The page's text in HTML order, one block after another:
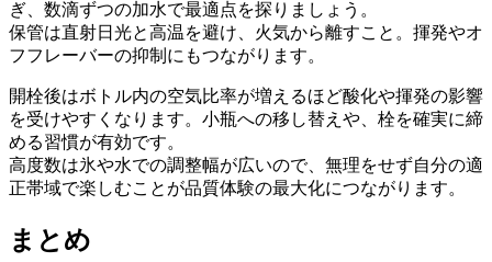
ぎ、数滴ずつの加水で最適点を探りましょう。
保管は直射日光と高温を避け、火気から離すこと。揮発やオ
フフレーバーの抑制にもつながります。
開栓後はボトル内の空気比率が増えるほど酸化や揮発の影響
を受けやすくなります。小瓶への移し替えや、栓を確実に締
める習慣が有効です。
高度数は氷や水での調整幅が広いので、無理をせず自分の適
正帯域で楽しむことが品質体験の最大化につながります。
まとめ